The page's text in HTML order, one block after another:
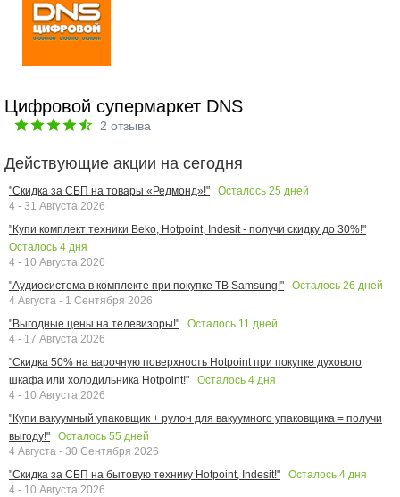
Цифровой супермаркет DNS
2 отзыва
Действующие акции на сегодня
"Скидка за СБП на товары «Редмонд»!" Осталось 25 дней
4 - 31 Августа 2026
"Купи комплект техники Beko, Hotpoint, Indesit - получи скидку до 30%!"
Осталось 4 дня
4 - 10 Августа 2026
"Аудиосистема в комплекте при покупке ТВ Samsung!"
Осталось 26 дней
4 Августа - 1 Сентября 2026
"Выгодные цены на телевизоры!"
Осталось 11 дней
4 - 17 Августа 2026
"Скидка 50% на варочную поверхность Hotpoint при покупке духового
шкафа или холодильника Hotpoint!"
Осталось 4 дня
4 - 10 Августа 2026
"Купи вакуумный упаковщик + рулон для вакуумного упаковщика = получи
выгоду!"
Осталось 55 дней
4 Августа - 30 Сентября 2026
"Скидка за СБП на бытовую технику Hotpoint, Indesit!"
Осталось 4 дня
4 - 10 Августа 2026